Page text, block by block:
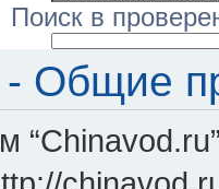
Поиск в
- Общие